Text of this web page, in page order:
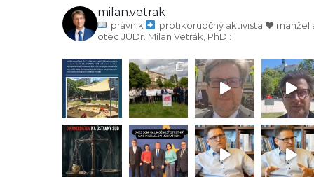
milan.vetrak
právnik protikorupčný aktivista ♥️ manžel
otec JUDr. Milan Vetrák, PhD.: